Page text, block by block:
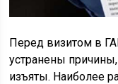
Перед визитом в
устранены
изъяты. Наиболее